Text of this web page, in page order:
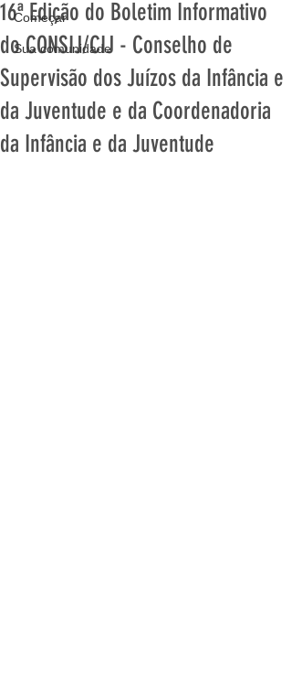
Começar
Sua comunidade
16ª Edição do Boletim Informativo
do CONSIJ/CIJ - Conselho de
Supervisão dos Juízos da Infância e
da Juventude e da Coordenadoria
da Infância e da Juventude